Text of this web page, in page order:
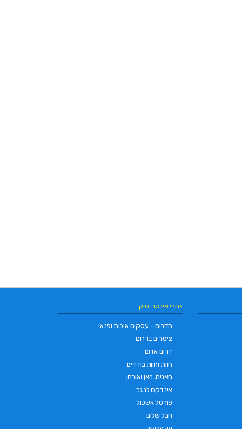
אתרי אינטרנטיק
הדרום – עסקים איכות ופנאי
צימרים בדרום
דרום אדום
חוות וחוות בודדים
חאנים, חאן ואורחן
אינדקס לנגב
פורטל אשכול
חבל שלום